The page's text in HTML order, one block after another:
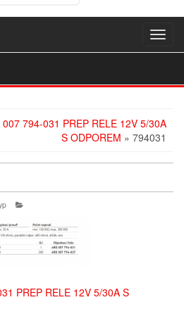
007 794-031 PREP RELE 12V 5/30A
S ODPOREM » 794031
PREP RELE 12V 5/30A S